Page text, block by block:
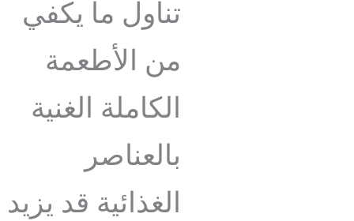
تناول ما يكفي
من الأطعمة
الكاملة الغنية
بالعناصر
الغذائية قد يزيد